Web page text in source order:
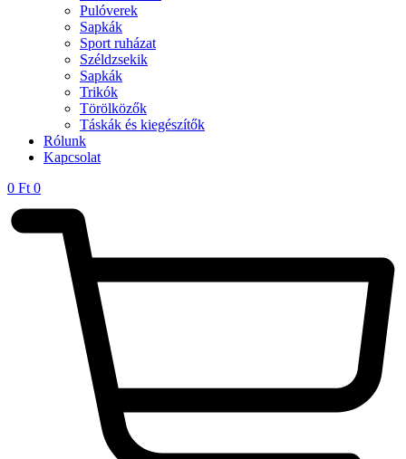
Pulóverek
Sapkák
Sport ruházat
Széldzsekik
Sapkák
Trikók
Törölközők
Táskák és kiegészítők
Rólunk
Kapcsolat
0 Ft 0